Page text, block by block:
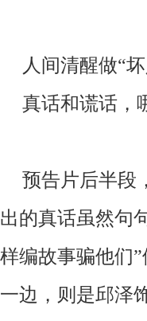
人间清醒做“
真话和谎话，
预告片后半段，
出的真话虽然句
样编故事骗他们
一边，则是邱泽